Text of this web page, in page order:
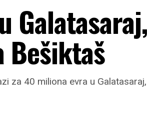
Galatasaraj,
Bešiktaš
za 40 miliona evra u